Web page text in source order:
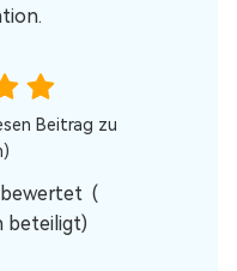
Beitrag zu
bewertet (
beteiligt)